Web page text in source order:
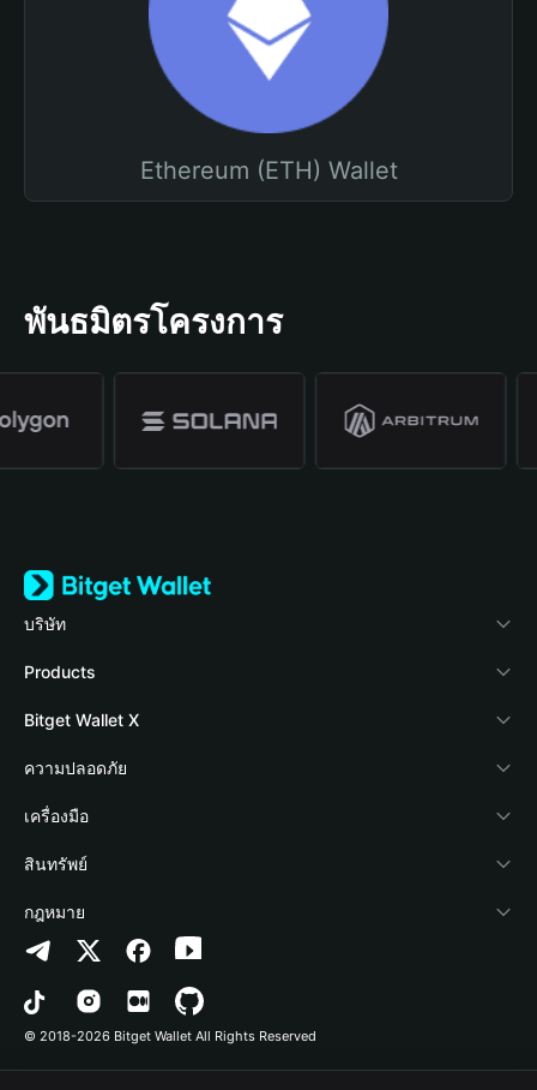
Ethereum (ETH) Wallet
พันธมิตรโครงการ
บริษัท
เกี่ยวกับ Bitget Wallet
Blog
Academy
ข่าวสารด้านคริปโต
ศูนย์ช่วยเหลือ
ติดต่อเรา
ทรัพยากรข้อมูลของแบรนด์
อาชีพ
Products
Crypto Card
Stablecoin Earn
Payfi Crypto
Crypto Swap API
Altcoin Season Index
Prediction Markets
DApp
Bitget Wallet X
นักพัฒนา
เชื่อมต่อ Wallet
Bitget Wallet Pay
ลิสต์โปรเจกต์
ความปลอดภัย
Protection Fund
เทคโนโลยีความปลอดภัย
เครื่องมือ
ซื้อคริปโต
การตรวจจับการอนุญาต
การตรวจจับสัญญา
การโอนเป็นชุด
สินทรัพย์
Arbitrum
Avalanche
Bitcoin
กฎหมาย
นโยบายความเป็นส่วนตัว
ข้อตกลงในการใช้บริการ
© 2018-2026 Bitget Wallet All Rights Reserved